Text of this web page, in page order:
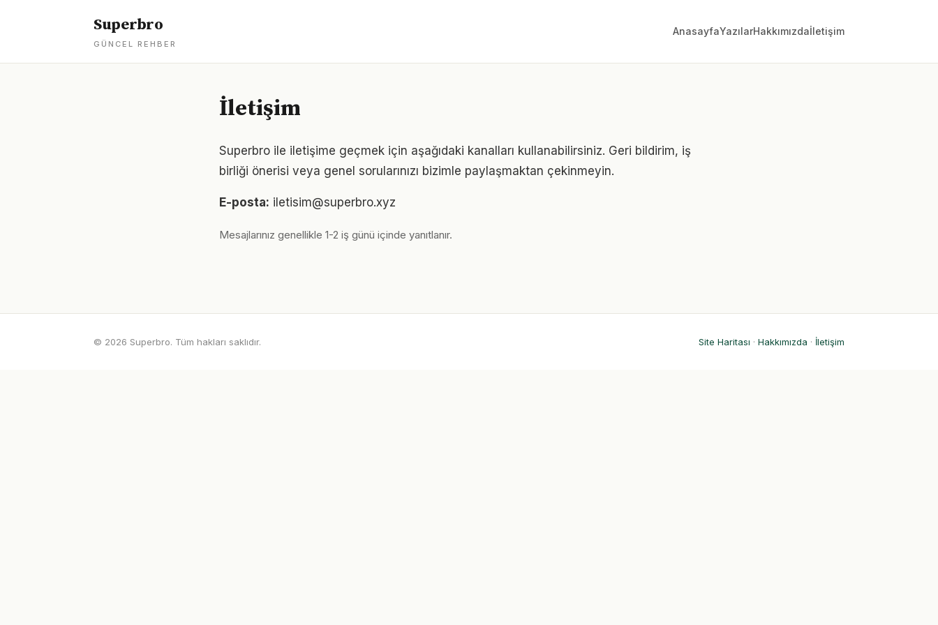
Superbro
GÜNCEL REHBER
AnasayfaYazılarHakkımızdaİletişim
İletişim
Superbro ile iletişime geçmek için aşağıdaki kanalları kullanabilirsiniz. Geri bildirim, iş
birliği önerisi veya genel sorularınızı bizimle paylaşmaktan çekinmeyin.
E-posta: iletisim@superbro.xyz
Mesajlarınız genellikle 1-2 iş günü içinde yanıtlanır.
© 2026 Superbro. Tüm hakları saklıdır. Site Haritası · Hakkımızda · İletişim